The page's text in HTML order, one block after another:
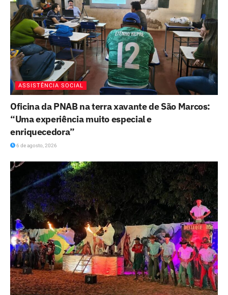
ASSISTÊNCIA SOCIAL
Oficina da PNAB na terra xavante de São Marcos:
“Uma experiência muito especial e
enriquecedora”
6 de agosto, 2026